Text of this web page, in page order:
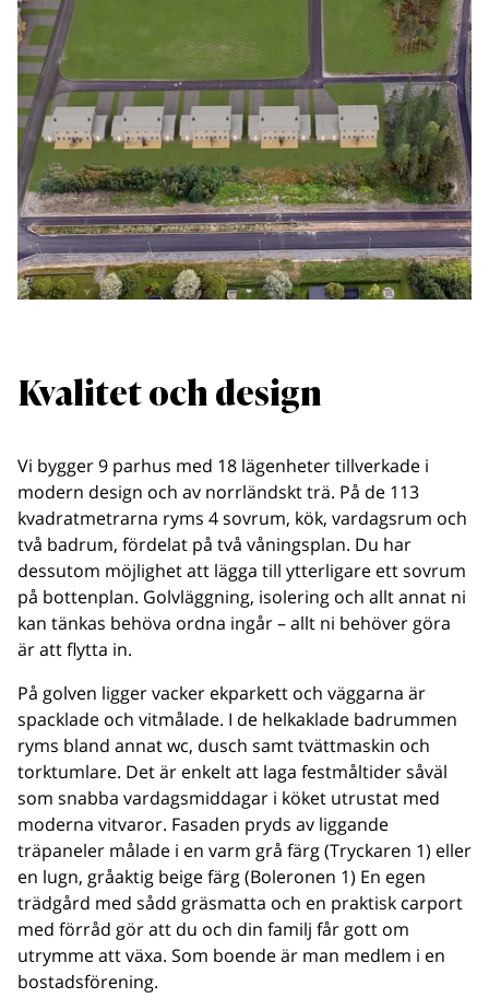
Kvalitet och design
Vi bygger 9 parhus med 18 lägenheter tillverkade i
modern design och av norrländskt trä. På de 113
kvadratmetrarna ryms 4 sovrum, kök, vardagsrum och
två badrum, fördelat på två våningsplan. Du har
dessutom möjlighet att lägga till ytterligare ett sovrum
på bottenplan. Golvläggning, isolering och allt annat ni
kan tänkas behöva ordna ingår – allt ni behöver göra
är att flytta in.
På golven ligger vacker ekparkett och väggarna är
spacklade och vitmålade. I de helkaklade badrummen
ryms bland annat wc, dusch samt tvättmaskin och
torktumlare. Det är enkelt att laga festmåltider såväl
som snabba vardagsmiddagar i köket utrustat med
moderna vitvaror. Fasaden pryds av liggande
träpaneler målade i en varm grå färg (Tryckaren 1) eller
en lugn, gråaktig beige färg (Boleronen 1) En egen
trädgård med sådd gräsmatta och en praktisk carport
med förråd gör att du och din familj får gott om
utrymme att växa. Som boende är man medlem i en
bostadsförening.